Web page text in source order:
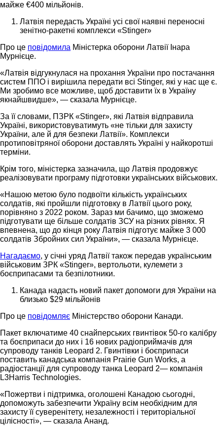
майже €400 мільйонів.
Латвія передасть Україні усі свої наявні переносні
зенітно-ракетні комплекси «Stinger»
Про це повідомила Міністерка оборони Латвії Інара
Мурнієце.
«Латвія відгукнулася на прохання України про постачання
систем ППО і вирішила передати всі Stinger, які у нас ще є.
Ми зробимо все можливе, щоб доставити їх в Україну
якнайшвидше», — сказала Мурнієце.
За її словами, ПЗРК «Stinger», які Латвія відправила
Україні, використовуватимуть «не тільки для захисту
України, але й для безпеки Латвії». Комплекси
протиповітряної оборони доставлять Україні у найкоротші
терміни.
Крім того, міністерка зазначила, що Латвія продовжує
реалізовувати програму підготовки українських військових.
«Нашою метою було подвоїти кількість українських
солдатів, які пройшли підготовку в Латвії цього року,
порівняно з 2022 роком. Зараз ми бачимо, що зможемо
підготувати ще більше солдатів ЗСУ на різних рівнях. Я
впевнена, що до кінця року Латвія підготує майже 3 000
солдатів Збройних сил України», — сказала Мурнієце.
Нагадаємо, у січні уряд Латвії також передав українським
військовим ЗРК «Stinger», вертольоти, кулемети з
боєприпасами та безпілотники.
Канада надасть новий пакет допомоги для України на
близько $29 мільйонів
Про це повідомляє Міністерство оборони Канади.
Пакет включатиме 40 снайперських гвинтівок 50-го калібру
та боєприпаси до них і 16 нових радіоприймачів для
супроводу танків Leopard 2. Гвинтівки і боєприпаси
поставить канадська компанія Prairie Gun Works, а
радіостанції для супроводу танка Leopard 2— компанія
L3Harris Technologies.
«Пожертви і підтримка, оголошені Канадою сьогодні,
допоможуть забезпечити Україну всім необхідним для
захисту її суверенітету, незалежності і територіальної
цілісності», — сказала Ананд.